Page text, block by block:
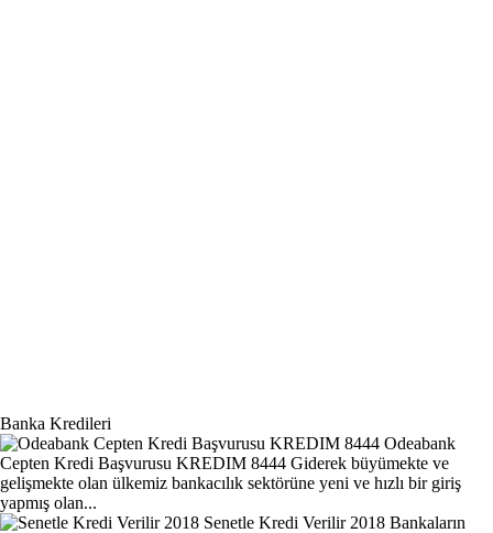
Banka Kredileri
Odeabank
Cepten Kredi Başvurusu KREDIM 8444 Giderek büyümekte ve
gelişmekte olan ülkemiz bankacılık sektörüne yeni ve hızlı bir giriş
yapmış olan...
Senetle Kredi Verilir 2018 Bankaların